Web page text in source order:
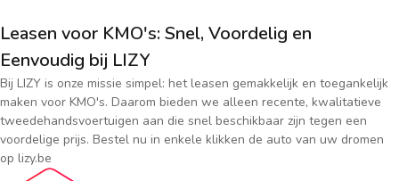
Leasen voor KMO's: Snel, Voordelig en
Eenvoudig bij LIZY
Bij LIZY is onze missie simpel: het leasen gemakkelijk en toegankelijk
maken voor KMO's. Daarom bieden we alleen recente, kwalitatieve
tweedehandsvoertuigen aan die snel beschikbaar zijn tegen een
voordelige prijs. Bestel nu in enkele klikken de auto van uw dromen
op lizy.be